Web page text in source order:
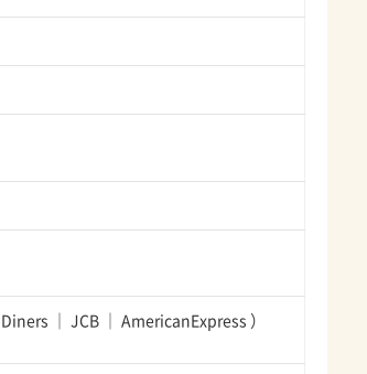
Diners JCB AmericanExpress ）